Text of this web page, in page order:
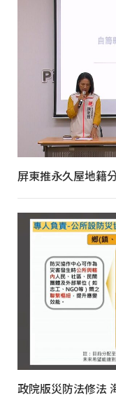
屏東推永久屋地籍
政院版災防法修法